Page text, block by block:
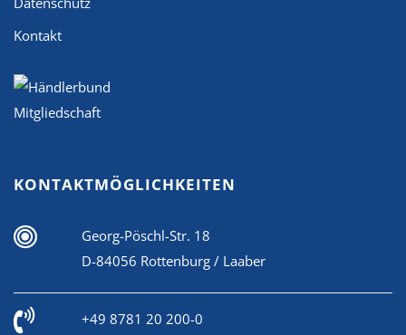
Kontakt
KONTAKTMÖGLICHKEITEN
Georg-Pöschl-Str. 18
D-84056 Rottenburg / Laaber
+49 8781 20 200-0